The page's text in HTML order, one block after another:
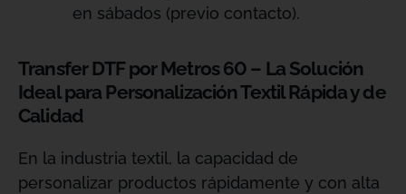
en sábados (previo contacto).
Transfer DTF por Metros 60 – La Solución
Ideal para Personalización Textil Rápida y de
Calidad
En la industria textil, la capacidad de
personalizar productos rápidamente y con alta